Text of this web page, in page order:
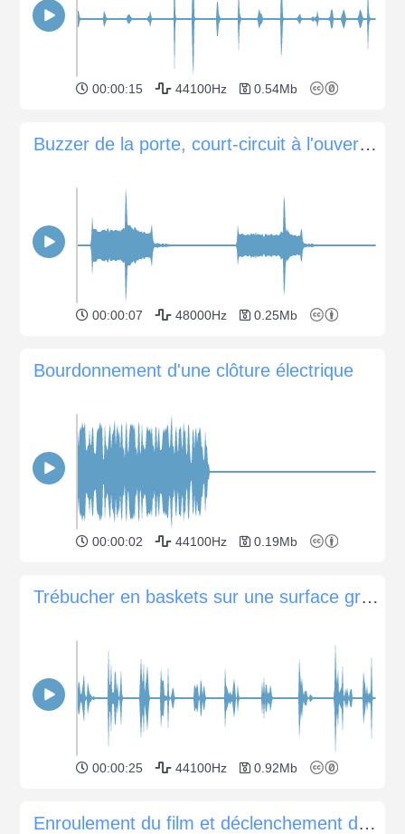
00:00:15 44100Hz 0.54Mb
Buzzer de la porte, court-circuit à l'ouverture de la porte
00:00:07 48000Hz 0.25Mb
Bourdonnement d'une clôture électrique
00:00:02 44100Hz 0.19Mb
Trébucher en baskets sur une surface granuleuse
00:00:25 44100Hz 0.92Mb
Enroulement du film et déclenchement de l'obturateur sur un appareil photo reflex mécanique Nikon FM...